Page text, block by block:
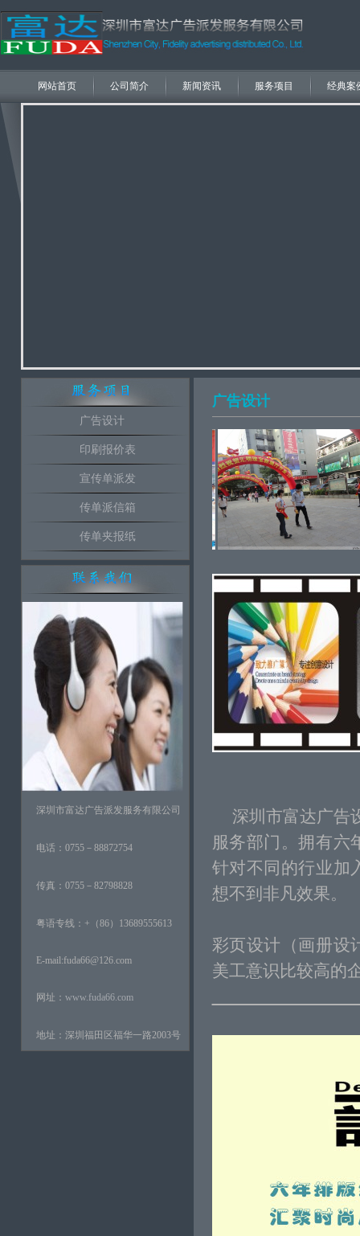
网站首页 公司简介 新闻资讯 服务项目 经典案
广告设计
印刷报价表
宣传单派发
传单派信箱
传单夹报纸
深圳市富达广告派发服务有限公司
电话：0755－88872754
传真：0755－82798828
粤语专线：+（86）13689555613
E-mail:fuda66@126.com
网址： www.fuda66.com
地址：深圳福田区福华一路2003号
广告设计
深圳市富达广告
服务部门。拥有六
针对不同的行业加
想不到非凡效果。
彩页设计（画册设
美工意识比较高的